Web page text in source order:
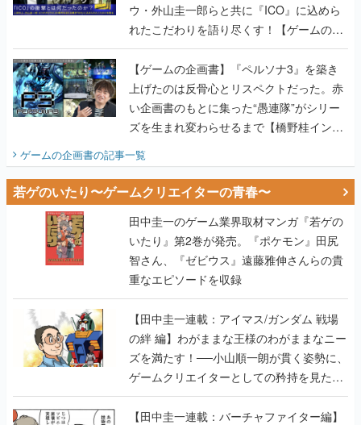
ウ・外山圭一郎らと共に『ICO』に込めら
れたこだわりを語り尽くす！【ゲームの企
画書】
【ゲームの企画書】『ペルソナ3』を築き
上げたのは反骨心とリスペクトだった。赤
い企画書のもとに集った“愚連隊”がシリー
ズを生まれ変わらせるまで【橋野桂インタ
ゲームの企画書の記事一覧
若ゲのいたり〜ゲームクリエイターの青春〜
田中圭一のゲーム業界取材マンガ『若ゲの
いたり』第2巻が発売。『ポケモン』田尻
智さん、『ゼビウス』遠藤雅伸さんらの貴
重なエピソードを収録
【田中圭一連載：アイマス/ガンダム 戦場
の絆 編】わがままな王様のわがままなニー
ズを満たす！──小山順一朗が貫く姿勢に、
ゲームクリエイターとしての矜持を見た
【若ゲのいたり最終回】
【田中圭一連載：バーチャファイター編】